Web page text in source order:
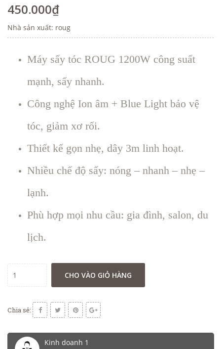
450.000₫
Nhà sản xuất: roug
Máy sấy tóc ROUG 1200W công suất
mạnh, sấy nhanh.
Công nghệ Ion âm + Blue Light bảo vệ
tóc, giảm xơ rối.
Thiết kế gọn nhẹ, dây 3m linh hoạt.
Nhiều chế độ sấy: nóng – nhanh – nhẹ –
lạnh.
Phù hợp mọi nhu cầu: gia đình, salon, du
lịch.
CHO VÀO GIỎ HÀNG
Chia sẻ:
Kinh doanh 1